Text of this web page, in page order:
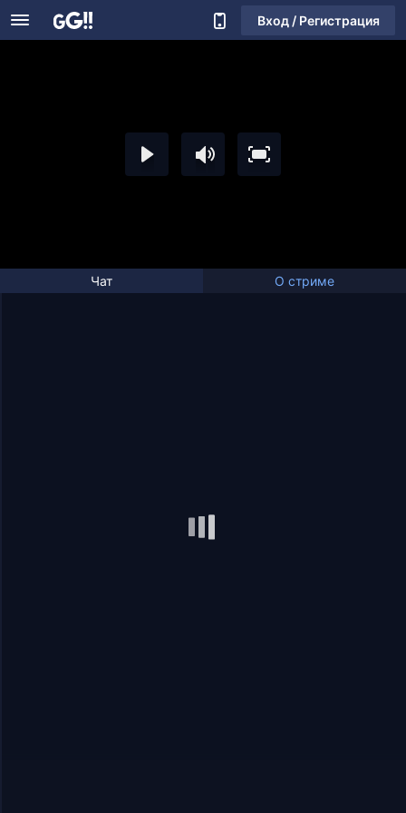
Вход / Регистрация
Чат О стриме